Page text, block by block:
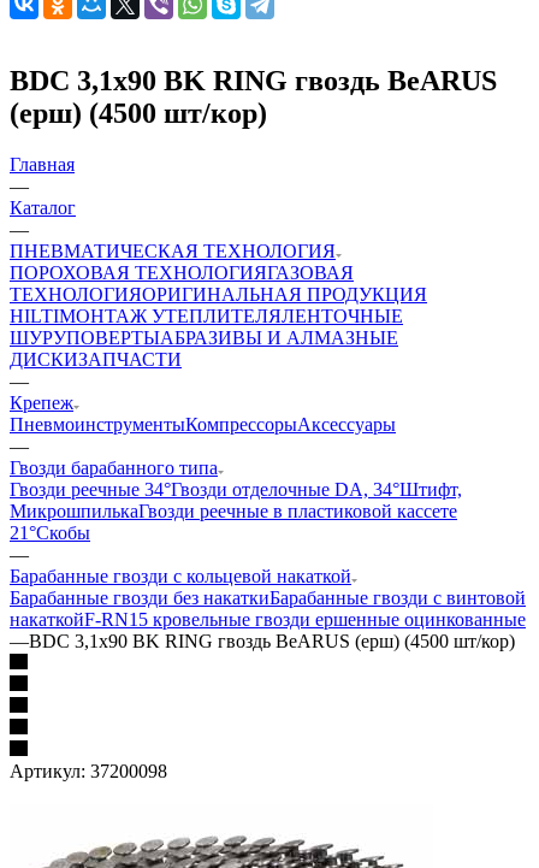
BDC 3,1х90 BK RING гвоздь BeARUS
(ерш) (4500 шт/кор)
Главная
—
Каталог
—
ПНЕВМАТИЧЕСКАЯ ТЕХНОЛОГИЯ
ПОРОХОВАЯ ТЕХНОЛОГИЯГАЗОВАЯ
ТЕХНОЛОГИЯОРИГИНАЛЬНАЯ ПРОДУКЦИЯ
HILTIМОНТАЖ УТЕПЛИТЕЛЯЛЕНТОЧНЫЕ
ШУРУПОВЕРТЫАБРАЗИВЫ И АЛМАЗНЫЕ
ДИСКИЗАПЧАСТИ
—
Крепеж
ПневмоинструментыКомпрессорыАксессуары
—
Гвозди барабанного типа
Гвозди реечные 34°Гвозди отделочные DA, 34°Штифт,
МикрошпилькаГвозди реечные в пластиковой кассете
21°Скобы
—
Барабанные гвозди с кольцевой накаткой
Барабанные гвозди без накаткиБарабанные гвозди с винтовой
накаткойF-RN15 кровельные гвозди ершенные оцинкованные
—BDC 3,1х90 BK RING гвоздь BeARUS (ерш) (4500 шт/кор)
Артикул: 37200098